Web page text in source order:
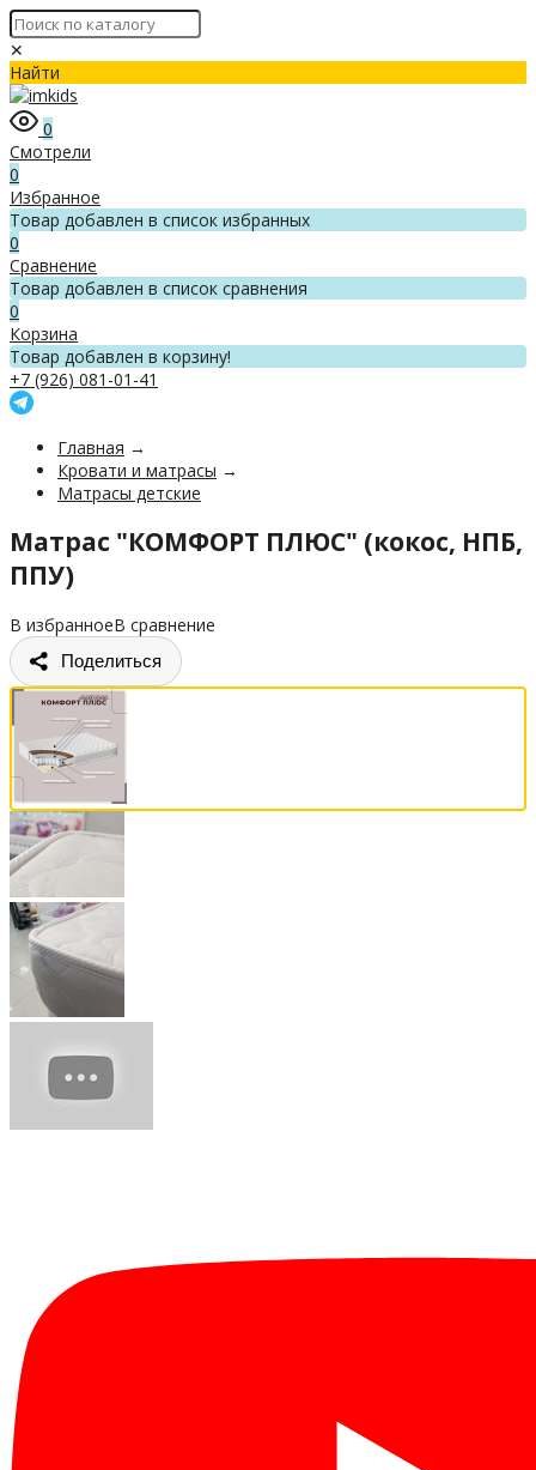
✕
Найти
0
Смотрели
0
Избранное
Товар добавлен в список избранных
0
Сравнение
Товар добавлен в список сравнения
0
Корзина
Товар добавлен в корзину!
+7 (926) 081-01-41
Главная →
Кровати и матрасы →
Матрасы детские
Матрас "КОМФОРТ ПЛЮС" (кокос, НПБ,
ППУ)
В избранноеВ сравнение
Поделиться